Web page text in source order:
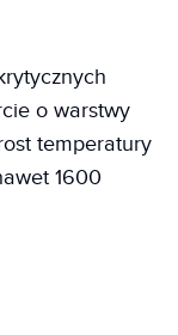
o warstwy
temperatury
1600